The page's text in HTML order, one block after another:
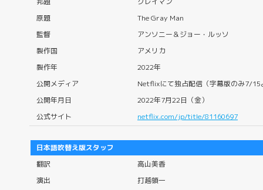
原題
The Gray Man
監督
アンソニー＆ジョー・ルッソ
製作国
アメリカ
製作年
2022年
公開メディア
Netflixにて独占配信（字幕版のみ7/15
公開年月日
2022年7月22日（金）
公式サイト
netflix.com/jp/title/81160697
日本語吹替え版スタッフ
翻訳
高山美香
演出
打越領一